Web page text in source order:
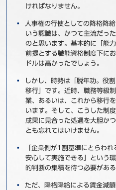
ければなりません。
人事権の行使としての降格降
いう認識は、かつて主流だっ
のと思います。基本的に「能
前提とする職能資格制度下に
ドルは高かったでしょう。
しかし、時勢は「脱年功。役
移行」です。近時、職務等級
業、あるいは、これから移行
います。そして、こうした制
成果に見合った処遇を大胆か
とも忘れてはいけません。
「企業側が1割基準にとらわ
安心して実施できる」という
的判断の集積を待つ必要がある
ただ、降格降給による賃金減